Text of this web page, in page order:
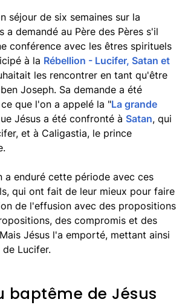
séjour de six semaines sur la
a demandé au Père des Pères s'il
conférence avec les êtres spirituels
à la Rébellion - Lucifer, Satan et
les rencontrer en tant qu'être
Joseph. Sa demande a été
que l'on a appelé la "La grande
Jésus a été confronté à Satan, qui
et à Caligastia, le prince
a enduré cette période avec ces
qui ont fait de leur mieux pour faire
de l'effusion avec des propositions
des compromis et des
Jésus l'a emporté, mettant ainsi
Lucifer.
baptême de Jésus